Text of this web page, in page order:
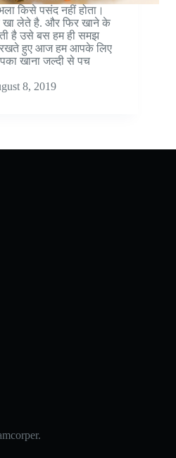
किसे पसंद नहीं होता।
खा लेते है. और फिर खाने के
है उसे बस हम ही समझ
रखते हुए आज हम आपके लिए
खाना जल्दी से पच
8, 2019